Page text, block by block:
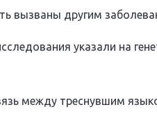
вызваны другим
указали на
между треснувшим